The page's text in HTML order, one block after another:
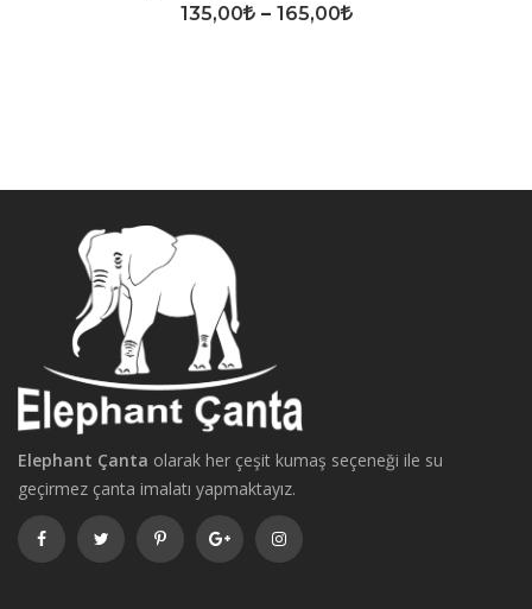
135,00 – 165,00
Elephant Çanta olarak her çeşit kumaş seçeneği ile su
geçirmez çanta imalatı yapmaktayız.